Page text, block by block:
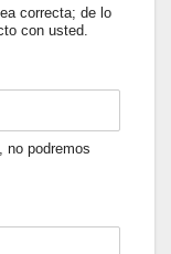
correcta; de lo
con usted.
no podremos